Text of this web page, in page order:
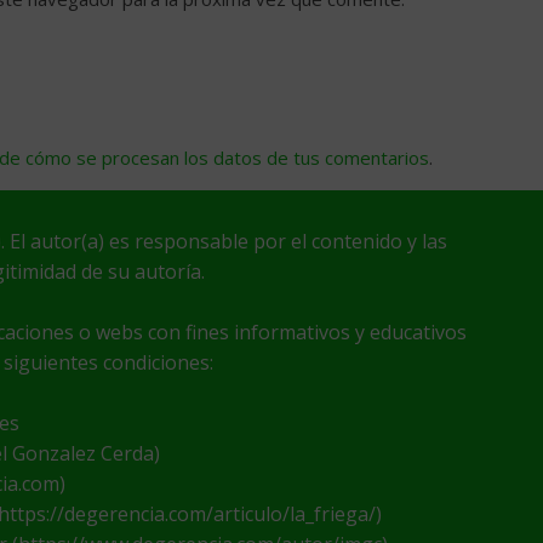
cómo se procesan los datos de tus comentarios.
autor(a) es responsable por el contenido y las
de su autoría.
o webs con fines informativos y educativos
condiciones:
Cerda)
degerencia.com/articulo/la_friega/)